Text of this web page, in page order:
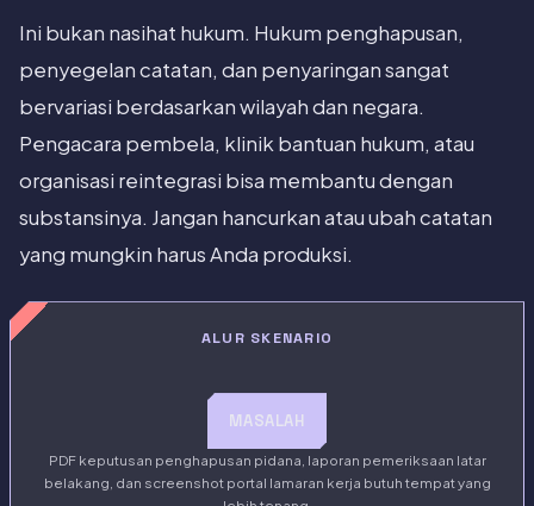
Ini bukan nasihat hukum. Hukum penghapusan,
penyegelan catatan, dan penyaringan sangat
bervariasi berdasarkan wilayah dan negara.
Pengacara pembela, klinik bantuan hukum, atau
organisasi reintegrasi bisa membantu dengan
substansinya. Jangan hancurkan atau ubah catatan
yang mungkin harus Anda produksi.
ALUR SKENARIO
MASALAH
PDF keputusan penghapusan pidana, laporan pemeriksaan latar
belakang, dan screenshot portal lamaran kerja butuh tempat yang